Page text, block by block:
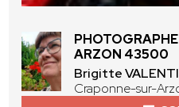
ARZON 43500
Brigitte
Craponne-sur-